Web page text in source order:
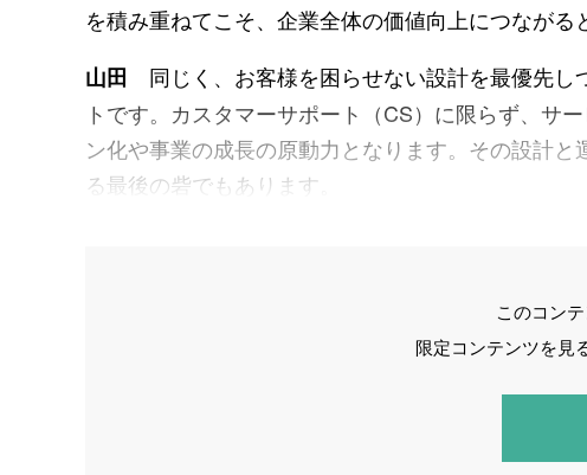
を積み重ねてこそ、企業全体の価値向上につながる
山田 同じく、お客様を困らせない設計を最優先し
トです。カスタマーサポート（CS）に限らず、サ
ン化や事業の成長の原動力となります。その設計
る最後の砦でもあります。
このコン
限定コンテンツを見